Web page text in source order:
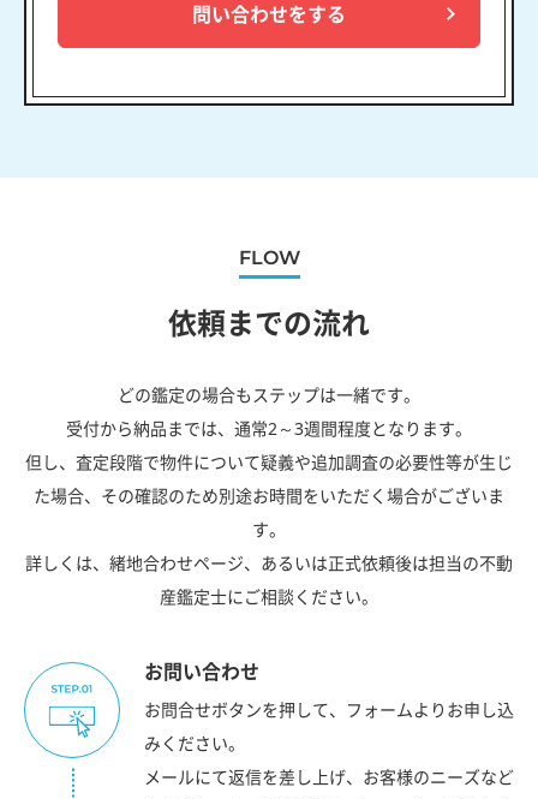
問い合わせをする
FLOW
依頼までの流れ
どの鑑定の場合もステップは一緒です。
受付から納品までは、通常2～3週間程度となります。
但し、査定段階で物件について疑義や追加調査の必要性等が生じ
た場合、その確認のため別途お時間をいただく場合がございま
す。
詳しくは、緒地合わせページ、あるいは正式依頼後は担当の不動
産鑑定士にご相談ください。
お問い合わせ
お問合せボタンを押して、フォームよりお申し込
みください。
メールにて返信を差し上げ、お客様のニーズなど